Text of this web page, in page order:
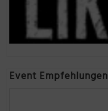
Event Empfehlungen